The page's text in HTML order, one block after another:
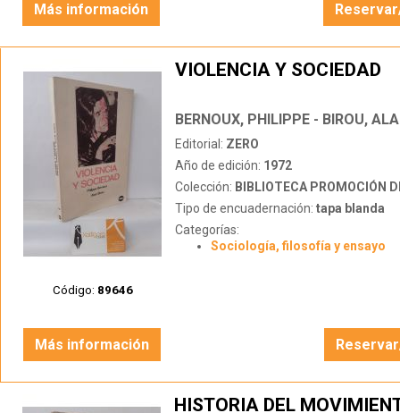
Más información
Código: 89646
VIOLENCIA Y SOCIEDAD
BERNOUX, PHILIPPE - BIROU,
Editorial: ZERO
Año de edición: 1972
Colección: BIBLIOTECA PROMOCIÓN
Tipo de encuadernación: tapa blanda
Categorías:
Sociología, filosofía y ensayo
Más información
HISTORIA DEL